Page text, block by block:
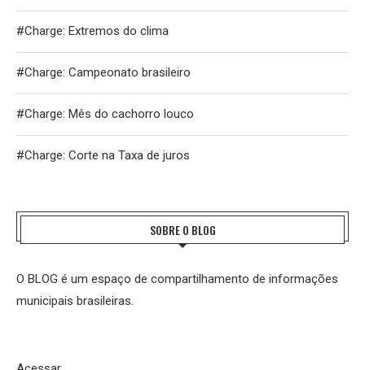
#Charge: Extremos do clima
#Charge: Campeonato brasileiro
#Charge: Mês do cachorro louco
#Charge: Corte na Taxa de juros
SOBRE O BLOG
O BLOG é um espaço de compartilhamento de informações
municipais brasileiras.